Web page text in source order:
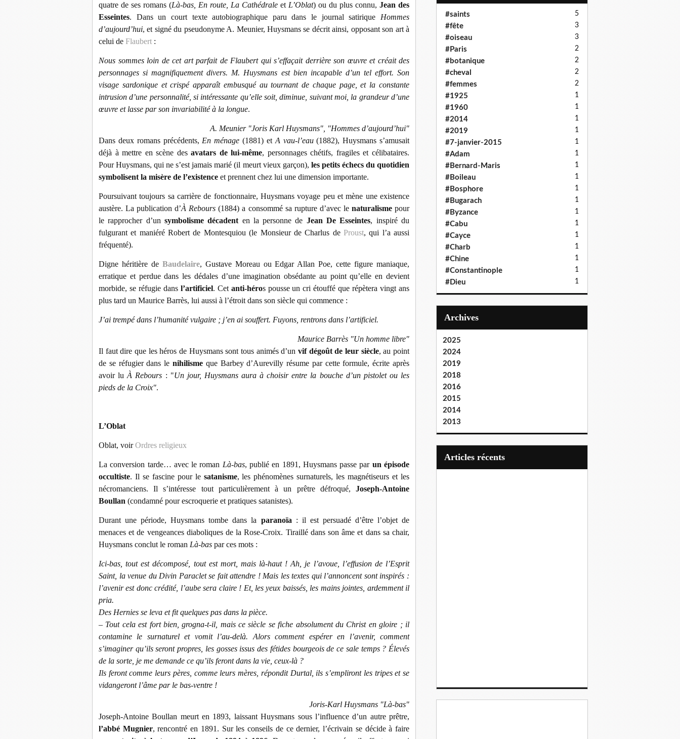
quatre de ses romans (Là-bas, En route, La Cathédrale et L’Oblat) ou du plus connu, Jean des
Esseintes. Dans un court texte autobiographique paru dans le journal satirique Hommes
d’aujourd’hui, et signé du pseudonyme A. Meunier, Huysmans se décrit ainsi, opposant son art à
celui de Flaubert :
Nous sommes loin de cet art parfait de Flaubert qui s’effaçait derrière son œuvre et créait des
personnages si magnifiquement divers. M. Huysmans est bien incapable d’un tel effort. Son
visage sardonique et crispé apparaît embusqué au tournant de chaque page, et la constante
intrusion d’une personnalité, si intéressante qu’elle soit, diminue, suivant moi, la grandeur d’une
œuvre et lasse par son invariabilité à la longue.
A. Meunier "Joris Karl Huysmans", "Hommes d’aujourd’hui"
Dans deux romans précédents, En ménage (1881) et A vau-l’eau(1882), Huysmans s’amusait
déjà à mettre en scène desavatars de lui-même, personnages chétifs, fragiles et célibataires.
Pour Huysmans, qui ne s’est jamais marié (il meurt vieux garçon), les petits échecs du quotidien
symbolisent la misère de l’existence et prennent chez lui une dimension importante.
Poursuivant toujours sa carrière de fonctionnaire, Huysmans voyage peu et mène une existence
austère. La publication d’À Rebours (1884) a consommé sa rupture d’avec le naturalismepour
le rapprocher d’un symbolisme décadent en la personne de Jean De Esseintes, inspiré du
fulgurant et maniéré Robert de Montesquiou (le Monsieur de Charlus de Proust, qui l’a aussi
fréquenté).
Digne héritière de Baudelaire, Gustave Moreau ou Edgar Allan Poe, cette figure maniaque,
erratique et perdue dans les dédales d’une imagination obsédante au point qu’elle en devient
morbide, se réfugie dans l’artificiel. Cet anti-héros pousse un cri étouffé que répètera vingt ans
plus tard un Maurice Barrès, lui aussi à l’étroit dans son siècle qui commence :
J’ai trempé dans l’humanité vulgaire ; j’en ai souffert. Fuyons, rentrons dans l’artificiel.
Maurice Barrès "Un homme libre"
Il faut dire que les héros de Huysmans sont tous animés d’un vif dégoût de leur siècle, au point
de se réfugier dans le nihilismeque Barbey d’Aurevilly résume par cette formule, écrite après
avoir luÀ Rebours : "Un jour, Huysmans aura à choisir entre la bouche d’un pistolet ou les
pieds de la Croix".
L’Oblat
Oblat, voirOrdres religieux
La conversion tarde… avec le roman Là-bas, publié en 1891, Huysmans passe par un épisode
occultiste. Il se fascine pour le satanisme, les phénomènes surnaturels, les magnétiseurs et les
nécromanciens. Il s’intéresse tout particulièrement à un prêtre défroqué, Joseph-Antoine
Boullan (condamné pour escroquerie et pratiques satanistes).
Durant une période, Huysmans tombe dans la paranoïa : il est persuadé d’être l’objet de
menaces et de vengeances diaboliques de la Rose-Croix. Tiraillé dans son âme et dans sa chair,
Huysmans conclut le roman Là-bas par ces mots :
Ici-bas, tout est décomposé, tout est mort, mais là-haut ! Ah, je l’avoue, l’effusion de l’Esprit
Saint, la venue du Divin Paraclet se fait attendre ! Mais les textes qui l’annoncent sont inspirés :
l’avenir est donc crédité, l’aube sera claire ! Et, les yeux baissés, les mains jointes, ardemment il
pria.
Des Hernies se leva et fit quelques pas dans la pièce.
– Tout cela est fort bien, grogna-t-il, mais ce siècle se fiche absolument du Christ en gloire ; il
contamine le surnaturel et vomit l’au-delà. Alors comment espérer en l’avenir, comment
s’imaginer qu’ils seront propres, les gosses issus des fétides bourgeois de ce sale temps ? Élevés
de la sorte, je me demande ce qu’ils feront dans la vie, ceux-là ?
Ils feront comme leurs pères, comme leurs mères, répondit Durtal, ils s’empliront les tripes et se
vidangeront l’âme par le bas-ventre !
Joris-Karl Huysmans "Là-bas"
Joseph-Antoine Boullan meurt en 1893, laissant Huysmans sous l’influence d’un autre prêtre,
l’abbé Mugnier, rencontré en 1891. Sur les conseils de ce dernier, l’écrivain se décide à faire
#saints 5
#fête 3
#oiseau 3
#Paris 2
#botanique 2
#cheval 2
#femmes 2
#1925 1
#1960 1
#2014 1
#2019 1
#7-janvier-2015 1
#Adam 1
#Bernard-Maris 1
#Boileau 1
#Bosphore 1
#Bugarach 1
#Byzance 1
#Cabu 1
#Cayce 1
#Charb 1
#Chine 1
#Constantinople 1
#Dieu 1
Archives
2025
2024
2019
2018
2016
2015
2014
2013
articles récents